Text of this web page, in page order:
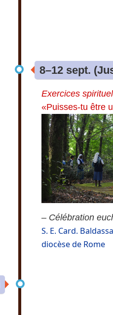
8–12 sept.
Exercices
«Puisses-tu être
– Célébration
S. E. Card.
diocèse de Rome